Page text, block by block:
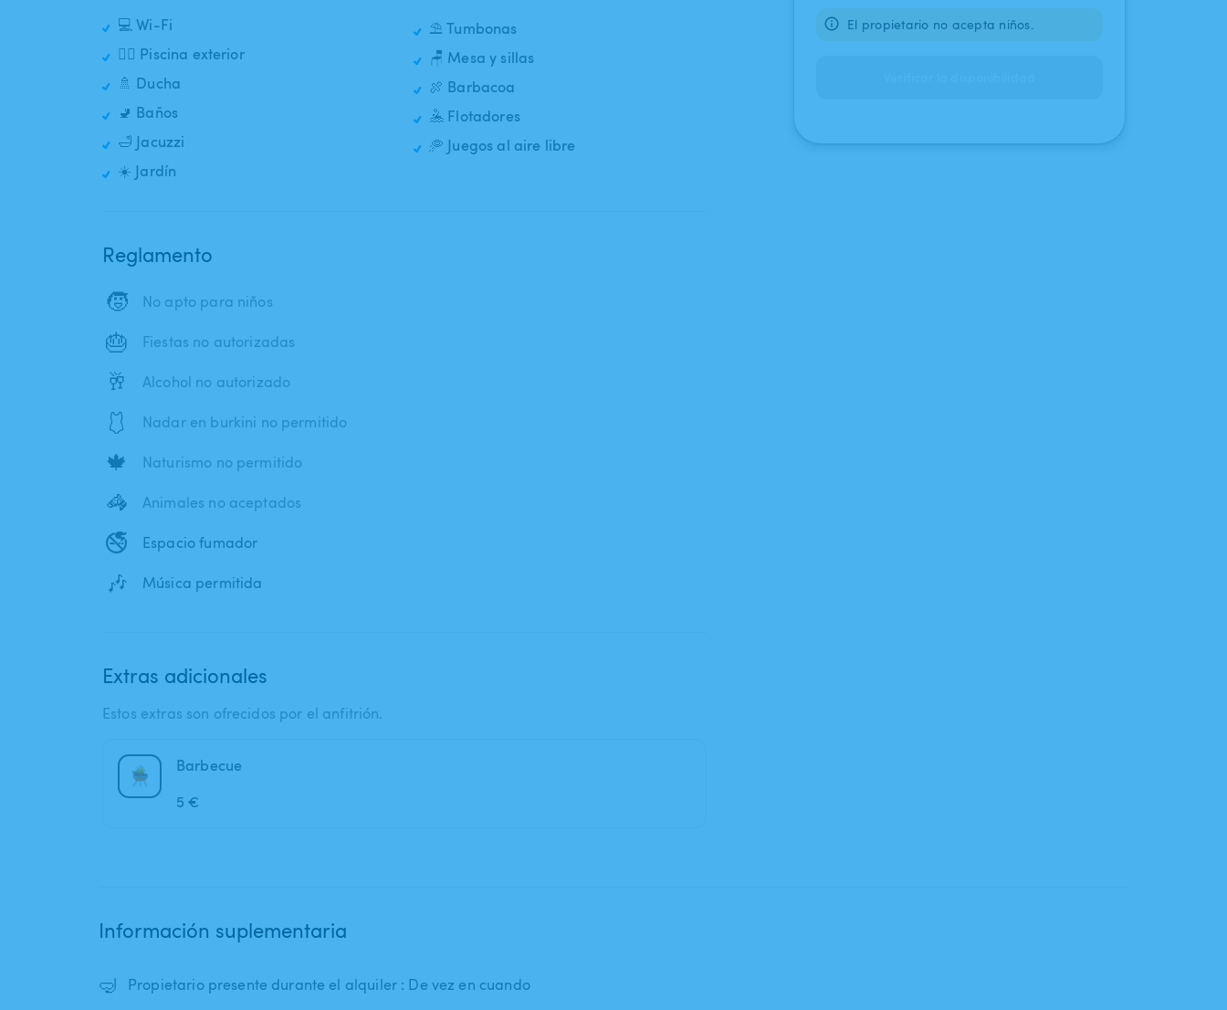
💻 Wi-Fi
🏊‍♂️ Piscina exterior
🚿 Ducha
🚽 Baños
🛁 Jacuzzi
☀️ Jardín
⛱️ Tumbonas
🪑 Mesa y sillas
🍖 Barbacoa
🤽 Flotadores
🥏 Juegos al aire libre
Reglamento
🧒 No apto para niños
🎂 Fiestas no autorizadas
🥂 Alcohol no autorizado
🩱 Nadar en burkini no permitido
🍁 Naturismo no permitido
🦓 Animales no aceptados
🚭 Espacio fumador
🎶 Música permitida
Extras adicionales
Estos extras son ofrecidos por el anfitrión.
Barbecue
5 €
El propietario no acepta niños.
Información suplementaria
🤿 Propietario presente durante el alquiler : De vez en cuando